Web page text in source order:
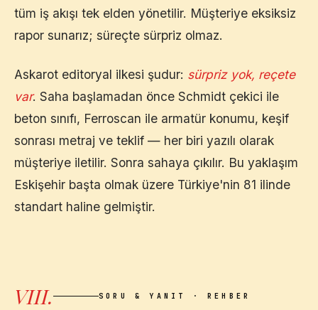
tüm iş akışı tek elden yönetilir. Müşteriye eksiksiz
rapor sunarız; süreçte sürpriz olmaz.
Askarot editoryal ilkesi şudur: sürpriz yok, reçete
var. Saha başlamadan önce Schmidt çekici ile
beton sınıfı, Ferroscan ile armatür konumu, keşif
sonrası metraj ve teklif — her biri yazılı olarak
müşteriye iletilir. Sonra sahaya çıkılır. Bu yaklaşım
Eskişehir başta olmak üzere Türkiye'nin 81 ilinde
standart haline gelmiştir.
VIII. SORU & YANIT · REHBER